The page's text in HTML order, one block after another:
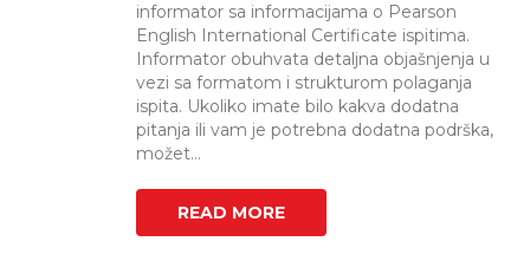
informator sa informacijama o Pearson
English International Certificate ispitima.
Informator obuhvata detaljna objašnjenja u
vezi sa formatom i strukturom polaganja
ispita. Ukoliko imate bilo kakva dodatna
pitanja ili vam je potrebna dodatna podrška,
možet...
READ MORE